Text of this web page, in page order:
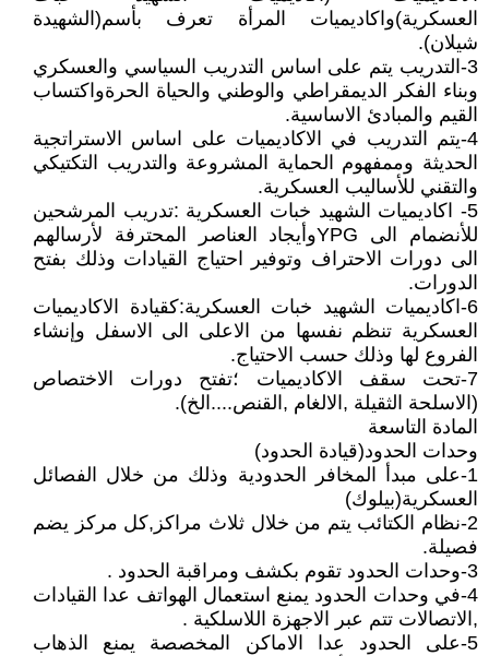
العسكرية)واكاديميات المرأة تعرف بأسم(الشهيدة
شيلان).
3-التدريب يتم على اساس التدريب السياسي والعسكري
وبناء الفكر الديمقراطي والوطني والحياة الحرةواكتساب
القيم والمبادئ الاساسية.
4-يتم التدريب في الاكاديميات على اساس الاستراتجية
الحديثة وممفهوم الحماية المشروعة والتدريب التكتيكي
والتقني للأساليب العسكرية.
5- اكاديميات الشهيد خبات العسكرية :تدريب المرشحين
للأنضمام الى YPGوأيجاد العناصر المحترفة لأرسالهم
الى دورات الاحتراف وتوفير احتياج القيادات وذلك بفتح
الدورات.
6-اكاديميات الشهيد خبات العسكرية:كقيادة الاكاديميات
العسكرية تنظم نفسها من الاعلى الى الاسفل وإنشاء
الفروع لها وذلك حسب الاحتياج.
7-تحت سقف الاكاديميات ؛تفتح دورات الاختصاص
(الاسلحة الثقيلة ,الالغام ,القنص....الخ).
المادة التاسعة
وحدات الحدود(قيادة الحدود)
1-على مبدأ المخافر الحدودية وذلك من خلال الفصائل
العسكرية(بيلوك)
2-نظام الكتائب يتم من خلال ثلاث مراكز,كل مركز يضم
فصيلة.
3-وحدات الحدود تقوم بكشف ومراقبة الحدود .
4-في وحدات الحدود يمنع استعمال الهواتف عدا القيادات
,الاتصالات تتم عبر الاجهزة اللاسلكية .
5-على الحدود عدا الاماكن المخصصة يمنع الذهاب